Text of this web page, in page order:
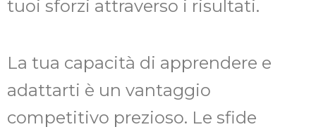
tuoi sforzi attraverso i risultati.
La tua capacità di apprendere e
adattarti è un vantaggio
competitivo prezioso. Le sfide